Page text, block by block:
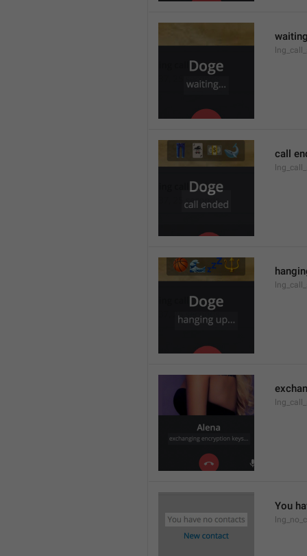
call
You